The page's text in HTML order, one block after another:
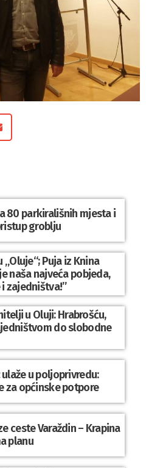
80 parkirališnih mjesta i
groblju
„Oluje“; Puja iz Knina
naša najveća pobjeda,
zajedništva!”
u Oluji: Hrabrošću,
do slobodne
u poljoprivredu:
za općinske potpore
ceste Varaždin – Krapina
planu